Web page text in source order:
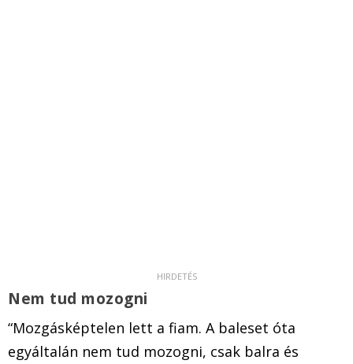
Nem tud mozogni
“Mozgásképtelen lett a fiam. A baleset óta
egyáltalán nem tud mozogni, csak balra és